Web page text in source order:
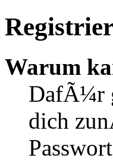
Warum
DafÃ¼r
dich